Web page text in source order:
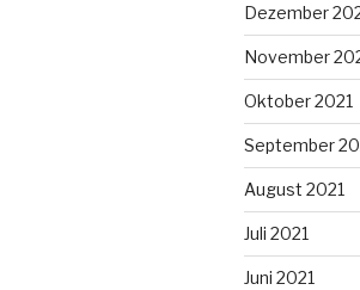
Dezember
November
Oktober 2021
September
August 2021
Juli 2021
Juni 2021